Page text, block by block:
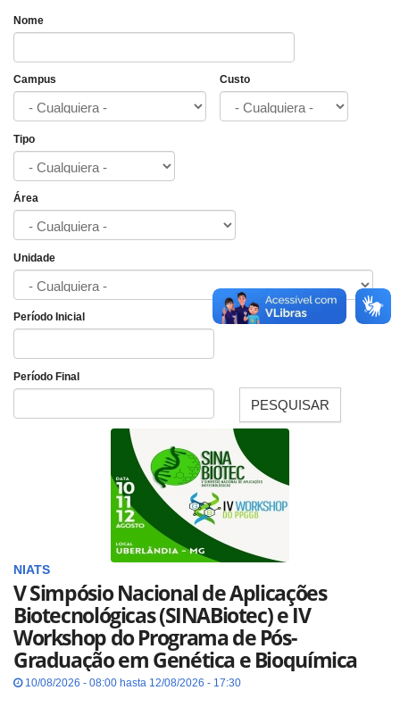
Nome
Campus Custo
Tipo
Área
Unidade
Período Inicial
Período Final
PESQUISAR
NIATS
V Simpósio Nacional de Aplicações
Biotecnológicas (SINABiotec) e IV
Workshop do Programa de Pós-
Graduação em Genética e Bioquímica
10/08/2026 - 08:00 hasta 12/08/2026 - 17:30